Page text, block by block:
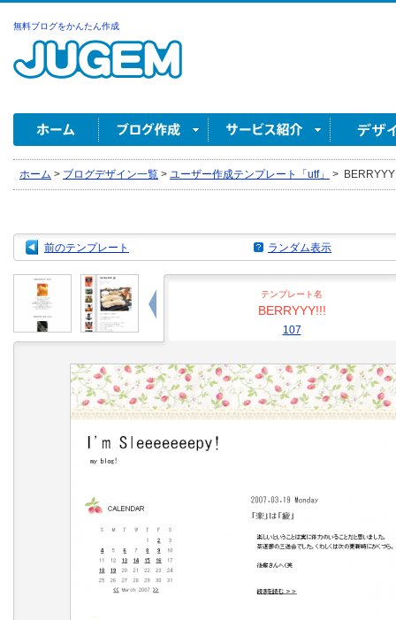
無料ブログをかんたん作成
ホーム > ブログデザイン一覧 > ユーザー作成テンプレート「utf」 >
前のテンプレート ランダム表示
テンプレート名
BERRYYY!!!
107